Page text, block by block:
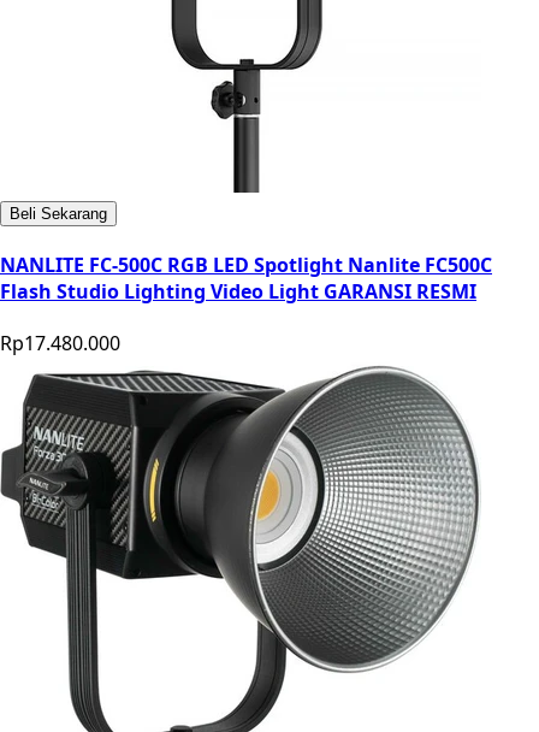
Beli Sekarang
NANLITE FC-500C RGB LED Spotlight Nanlite FC500C
Flash Studio Lighting Video Light GARANSI RESMI
Rp17.480.000